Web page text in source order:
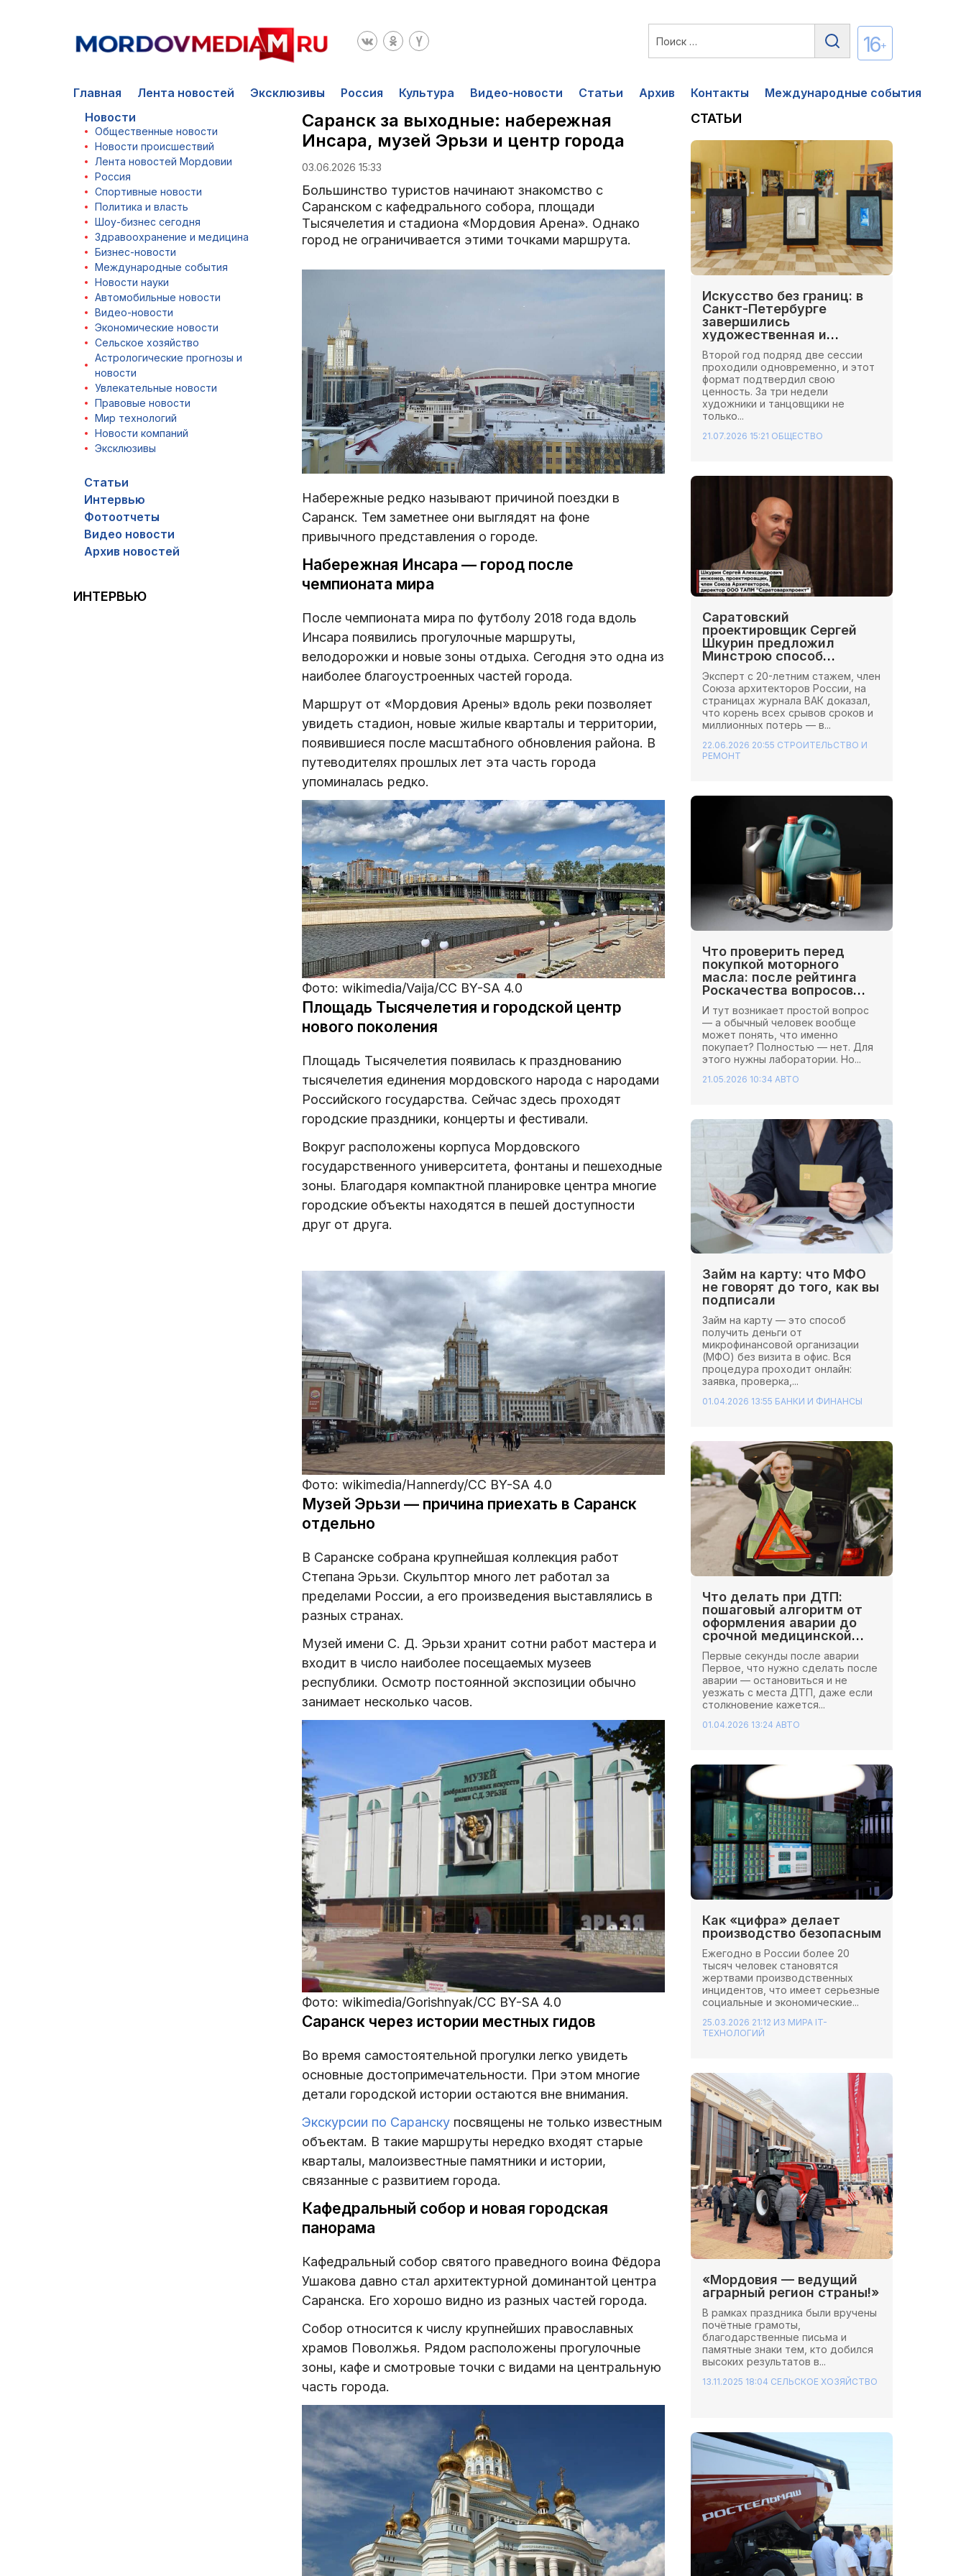
16+
Главная Лента новостей Эксклюзивы Россия Культура Видео-новости Статьи Архив Контакты
Международные события
Новости
Общественные новости
Новости происшествий
Лента новостей Мордовии
Россия
Спортивные новости
Политика и власть
Шоу-бизнес сегодня
Здравоохранение и медицина
Бизнес-новости
Международные события
Новости науки
Автомобильные новости
Видео-новости
Экономические новости
Сельское хозяйство
Астрологические прогнозы и
новости
Увлекательные новости
Правовые новости
Мир технологий
Новости компаний
Эксклюзивы
Статьи
Интервью
Фотоотчеты
Видео новости
Архив новостей
ИНТЕРВЬЮ
Саранск за выходные: набережная
Инсара, музей Эрьзи и центр города
03.06.2026 15:33
Большинство туристов начинают знакомство с
Саранском с кафедрального собора, площади
Тысячелетия и стадиона «Мордовия Арена». Однако
город не ограничивается этими точками маршрута.
Набережные редко называют причиной поездки в
Саранск. Тем заметнее они выглядят на фоне
привычного представления о городе.
Набережная Инсара — город после
чемпионата мира
После чемпионата мира по футболу 2018 года вдоль
Инсара появились прогулочные маршруты,
велодорожки и новые зоны отдыха. Сегодня это одна из
наиболее благоустроенных частей города.
Маршрут от «Мордовия Арены» вдоль реки позволяет
увидеть стадион, новые жилые кварталы и территории,
появившиеся после масштабного обновления района. В
путеводителях прошлых лет эта часть города
упоминалась редко.
Фото: wikimedia/Vaija/CC BY-SA 4.0
Площадь Тысячелетия и городской центр
нового поколения
Площадь Тысячелетия появилась к празднованию
тысячелетия единения мордовского народа с народами
Российского государства. Сейчас здесь проходят
городские праздники, концерты и фестивали.
Вокруг расположены корпуса Мордовского
государственного университета, фонтаны и пешеходные
зоны. Благодаря компактной планировке центра многие
городские объекты находятся в пешей доступности
друг от друга.
Фото: wikimedia/Hannerdy/CC BY-SA 4.0
Музей Эрьзи — причина приехать в Саранск
отдельно
В Саранске собрана крупнейшая коллекция работ
Степана Эрьзи. Скульптор много лет работал за
пределами России, а его произведения выставлялись в
разных странах.
Музей имени С. Д. Эрьзи хранит сотни работ мастера и
входит в число наиболее посещаемых музеев
республики. Осмотр постоянной экспозиции обычно
занимает несколько часов.
Фото: wikimedia/Gorishnyak/CC BY-SA 4.0
Саранск через истории местных гидов
Во время самостоятельной прогулки легко увидеть
основные достопримечательности. При этом многие
детали городской истории остаются вне внимания.
Экскурсии по Саранскупосвящены не только известным
объектам. В такие маршруты нередко входят старые
кварталы, малоизвестные памятники и истории,
связанные с развитием города.
Кафедральный собор и новая городская
панорама
Кафедральный собор святого праведного воина Фёдора
Ушакова давно стал архитектурной доминантой центра
Саранска. Его хорошо видно из разных частей города.
Собор относится к числу крупнейших православных
храмов Поволжья. Рядом расположены прогулочные
зоны, кафе и смотровые точки с видами на центральную
часть города.
СТАТЬИ
Искусство без границ: в
Санкт-Петербурге
завершились
художественная и
хореографическая сессии
Школы Иннопрактики.
Второй год подряд две сессии
проходили одновременно, и этот
формат подтвердил свою
ценность. За три недели
художники и танцовщики не
только...
21.07.2026 15:21 ОБЩЕСТВО
Саратовский
проектировщик Сергей
Шкурин предложил
Минстрою способ
сэкономить миллионы на
стройках
Эксперт с 20-летним стажем, член
Союза архитекторов России, на
страницах журнала ВАК доказал,
что корень всех срывов сроков и
миллионных потерь — в...
22.06.2026 20:55 СТРОИТЕЛЬСТВО И
РЕМОНТ
Что проверить перед
покупкой моторного
масла: после рейтинга
Роскачества вопросов
стало больше
И тут возникает простой вопрос
— а обычный человек вообще
может понять, что именно
покупает? Полностью — нет. Для
этого нужны лаборатории. Но...
21.05.2026 10:34 АВТО
Займ на карту: что МФО
не говорят до того, как вы
подписали
Займ на карту — это способ
получить деньги от
микрофинансовой организации
(МФО) без визита в офис. Вся
процедура проходит онлайн:
заявка, проверка,...
01.04.2026 13:55 БАНКИ И ФИНАНСЫ
Что делать при ДТП:
пошаговый алгоритм от
оформления аварии до
срочной медицинской
помощи
Первые секунды после аварии
Первое, что нужно сделать после
аварии — остановиться и не
уезжать с места ДТП, даже если
столкновение кажется...
01.04.2026 13:24 АВТО
Как «цифра» делает
производство безопасным
Ежегодно в России более 20
тысяч человек становятся
жертвами производственных
инцидентов, что имеет серьезные
социальные и экономические...
25.03.2026 21:12 ИЗ МИРА IT-
ТЕХНОЛОГИЙ
«Мордовия — ведущий
аграрный регион страны!»
В рамках праздника были вручены
почётные грамоты,
благодарственные письма и
памятные знаки тем, кто добился
высоких результатов в...
13.11.2025 18:04 СЕЛЬСКОЕ ХОЗЯЙСТВО